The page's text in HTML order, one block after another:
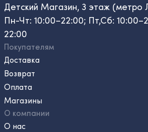
Детский Магазин, 3 этаж (метро
Пн-Чт: 10:00–22:00; Пт,Сб:
22:00
Покупателям
Доставка
Возврат
Оплата
Магазины
О компании
О нас